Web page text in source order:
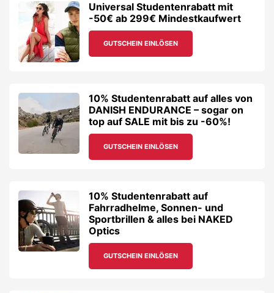
Universal Studentenrabatt mit
-50€ ab 299€ Mindestkaufwert
GUTSCHEIN EINLÖSEN
10% Studentenrabatt auf alles von
DANISH ENDURANCE – sogar on
top auf SALE mit bis zu -60%!
GUTSCHEIN EINLÖSEN
10% Studentenrabatt auf
Fahrradhelme, Sonnen- und
Sportbrillen & alles bei NAKED
Optics
GUTSCHEIN EINLÖSEN